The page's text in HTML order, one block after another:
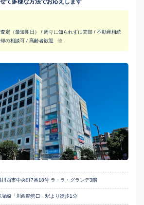
て多様な方法でお応えします
定（最短即日） / 周りに知られずに売却 / 不動産相続
の相談可 / 高齢者歓迎
他...
川西市中央町7番18号 ラ・ラ・グランデ3階
塚線「川西能勢口」駅より徒歩1分